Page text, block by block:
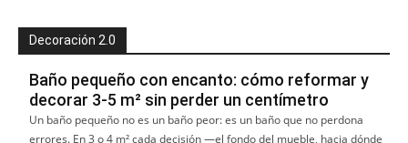
Decoración 2.0
Baño pequeño con encanto: cómo reformar y
decorar 3-5 m² sin perder un centímetro
Un baño pequeño no es un baño peor: es un baño que no perdona
errores. En 3 o 4 m² cada decisión —el fondo del mueble, hacia dónde